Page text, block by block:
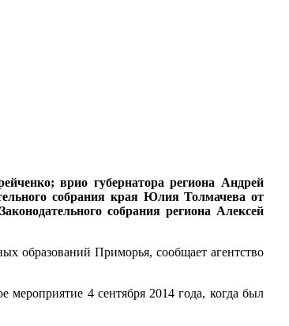
врио губернатора региона Андрей
собрания края Юлия Толмачева от
собрания региона Алексей
образований Приморья, сообщает агентство
4 сентября 2014 года, когда был